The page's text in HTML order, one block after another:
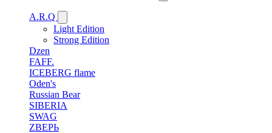
A.R.Q
Light Edition
Strong Edition
Dzen
FAFF.
ICEBERG flame
Oden's
Russian Bear
SIBERIA
SWAG
ZВЕРЬ